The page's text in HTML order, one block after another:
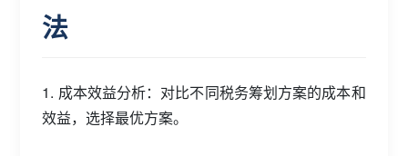
法
1. 成本效益分析：对比不同税务筹划方案的成本和
效益，选择最优方案。